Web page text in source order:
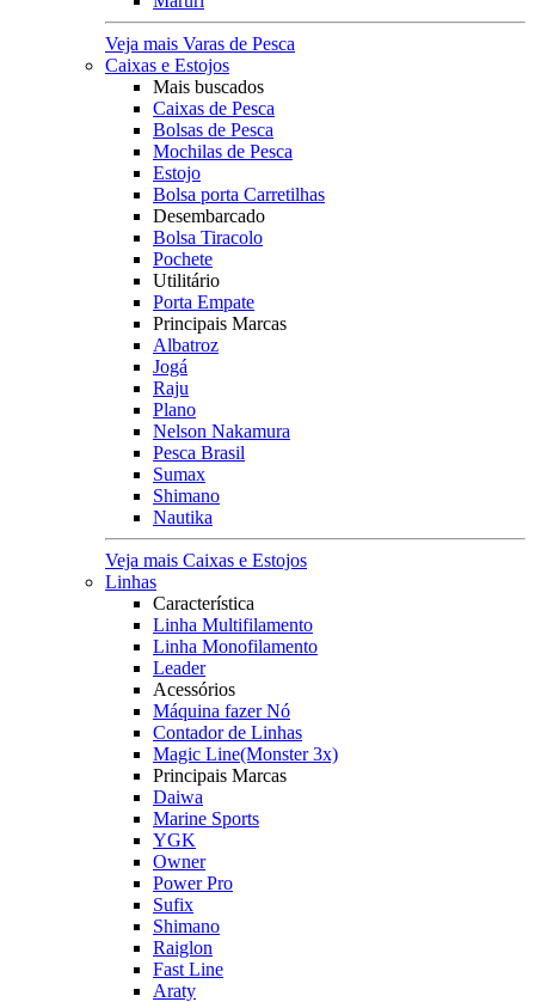
Veja mais Varas de Pesca
Caixas e Estojos
Mais buscados
Caixas de Pesca
Bolsas de Pesca
Mochilas de Pesca
Estojo
Bolsa porta Carretilhas
Desembarcado
Bolsa Tiracolo
Pochete
Utilitário
Porta Empate
Principais Marcas
Albatroz
Jogá
Raju
Plano
Nelson Nakamura
Pesca Brasil
Sumax
Shimano
Nautika
Veja mais Caixas e Estojos
Linhas
Característica
Linha Multifilamento
Linha Monofilamento
Leader
Acessórios
Máquina fazer Nó
Contador de Linhas
Magic Line(Monster 3x)
Principais Marcas
Daiwa
Marine Sports
YGK
Owner
Power Pro
Sufix
Shimano
Raiglon
Fast Line
Araty